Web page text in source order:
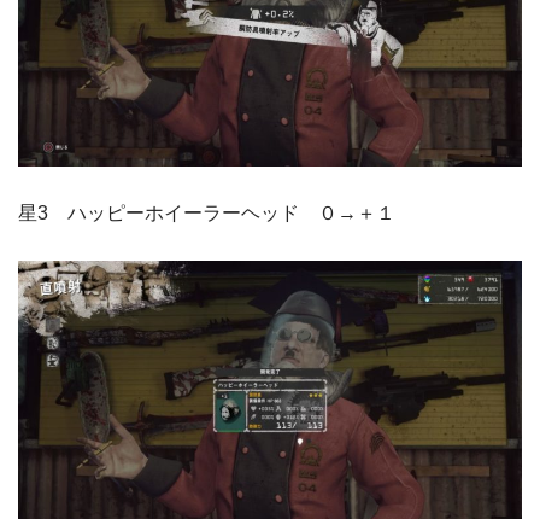
星3 ハッピーホイーラーヘッド ０→＋１